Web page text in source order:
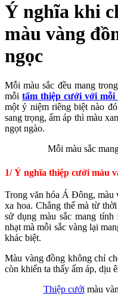
Ý nghĩa khi
màu vàng
ngọc
Mỗi màu sắc đều mang
mỗi tấm thiệp cưới với mỗi
một ý niệm riêng biệt nào
sang trọng, ấm áp thì màu
ngọt ngào.
Mỗi màu sắc
1/ Ý nghĩa thiệp cưới màu
Trong văn hóa Á Đông, màu
xa hoa. Chẳng thế mà từ
sử dụng màu sắc mang
nhạt mà mỗi sắc vàng lại
khác biệt.
Màu vàng đồng không chỉ
còn khiến ta thấy ấm áp, dịu
Thiệp cưới màu